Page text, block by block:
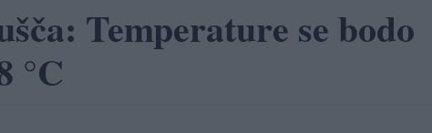
Temperature se bodo
°C